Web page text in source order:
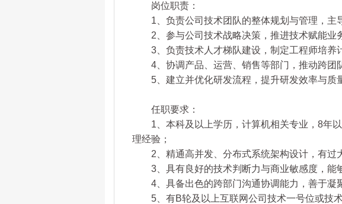
岗位职责：
1、负责公司技术团队的整体规划与管理，主
2、参与公司技术战略决策，推进技术赋能业
3、负责技术人才梯队建设，制定工程师培养
4、协调产品、运营、销售等部门，推动跨团
5、建立并优化研发流程，提升研发效率与质
任职要求：
1、本科及以上学历，计算机相关专业，8年以
理经验；
2、精通高并发、分布式系统架构设计，有过
3、具有良好的技术判断力与商业敏感度，能
4、具备出色的跨部门沟通协调能力，善于凝
5、有B轮及以上互联网公司技术一号位或技术